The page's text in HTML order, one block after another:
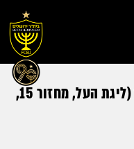
מכבי חיפה – בית"ר ירושלים 2:1 (ליגת העל, מחזור 15,